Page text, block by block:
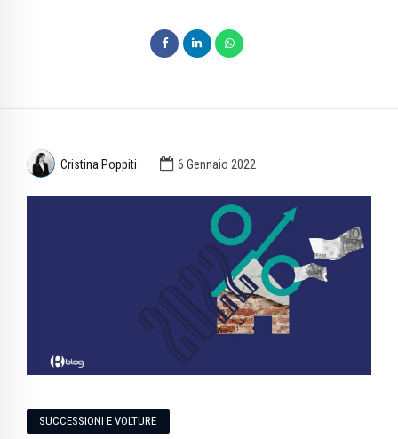
Cristina Poppiti 6 Gennaio 2022
SUCCESSIONI E VOLTURE